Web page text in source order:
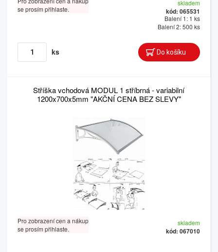
se prosím přihlaste.
skladem
kód: 065531
Balení 1: 1 ks
Balení 2: 500 ks
ks
Stříška vchodová MODUL 1 stříbrná - variabilní
1200x700x5mm "AKČNÍ CENA BEZ SLEVY"
Pro zobrazení cen a nákup
se prosím přihlaste.
skladem
kód: 067010